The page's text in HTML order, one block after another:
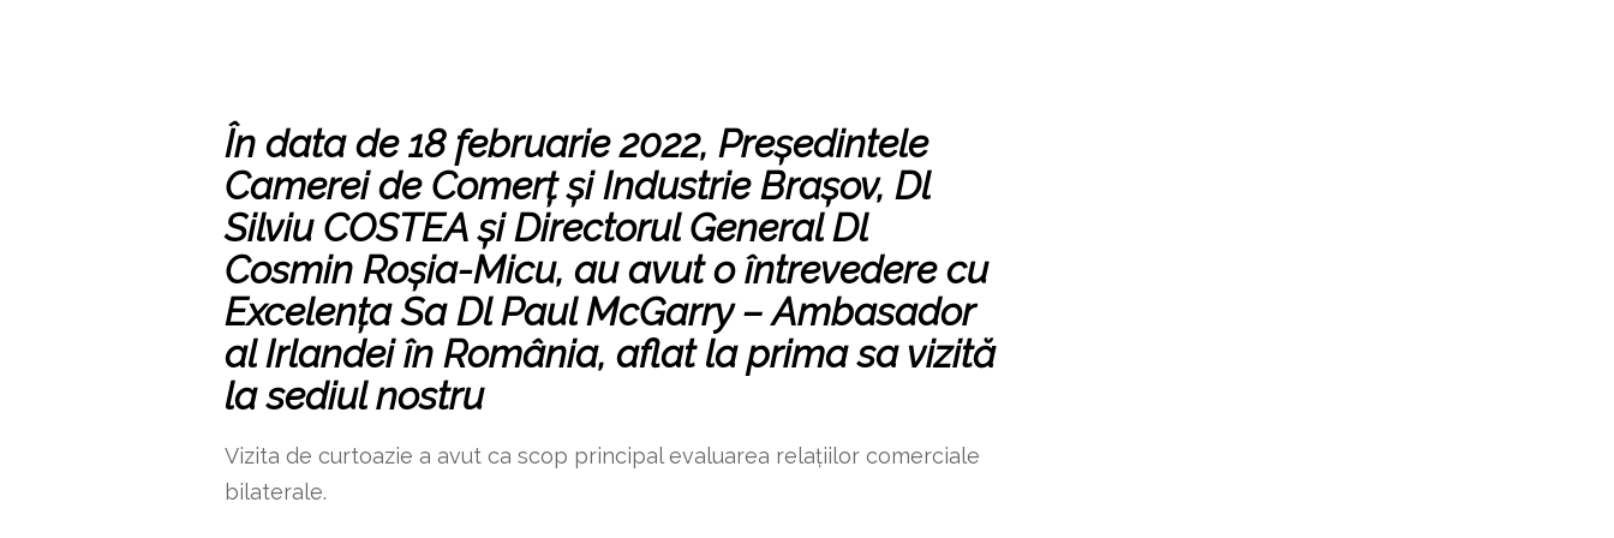
În data de 18 februarie 2022, Preşedintele
Camerei de Comerţ şi Industrie Brașov, Dl
Silviu COSTEA și Directorul General Dl
Cosmin Roșia-Micu, au avut o întrevedere cu
Excelența Sa Dl Paul McGarry – Ambasador
al Irlandei în România, aflat la prima sa vizită
la sediul nostru
Vizita de curtoazie a avut ca scop principal evaluarea relațiilor comerciale
bilaterale.